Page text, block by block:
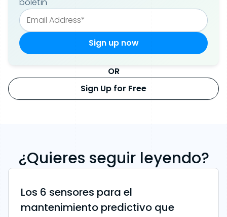
OR
Sign Up for Free
¿Quieres seguir leyendo?
Los 6 sensores para el
mantenimiento predictivo que